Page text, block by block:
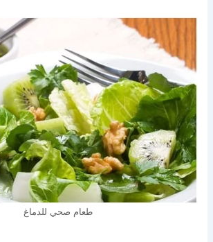
طعام صحي للدماغ